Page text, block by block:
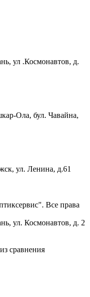
ул .Космонавтов, д.
Ола, бул. Чавайна,
ул. Ленина, д.61
Все права
ул. Космонавтов, д. 2
сравнения